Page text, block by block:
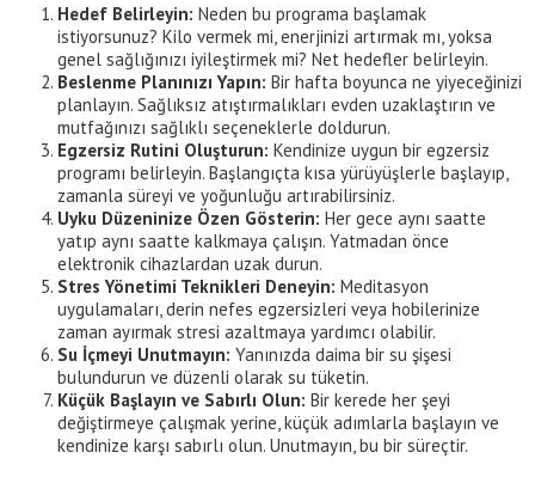
Hedef Belirleyin: Neden bu programa başlamak
istiyorsunuz? Kilo vermek mi, enerjinizi artırmak mı, yoksa
genel sağlığınızı iyileştirmek mi? Net hedefler belirleyin.
Beslenme Planınızı Yapın: Bir hafta boyunca ne yiyeceğinizi
planlayın. Sağlıksız atıştırmalıkları evden uzaklaştırın ve
mutfağınızı sağlıklı seçeneklerle doldurun.
Egzersiz Rutini Oluşturun: Kendinize uygun bir egzersiz
programı belirleyin. Başlangıçta kısa yürüyüşlerle başlayıp,
zamanla süreyi ve yoğunluğu artırabilirsiniz.
Uyku Düzeninize Özen Gösterin: Her gece aynı saatte
yatıp aynı saatte kalkmaya çalışın. Yatmadan önce
elektronik cihazlardan uzak durun.
Stres Yönetimi Teknikleri Deneyin: Meditasyon
uygulamaları, derin nefes egzersizleri veya hobilerinize
zaman ayırmak stresi azaltmaya yardımcı olabilir.
Su İçmeyi Unutmayın: Yanınızda daima bir su şişesi
bulundurun ve düzenli olarak su tüketin.
Küçük Başlayın ve Sabırlı Olun: Bir kerede her şeyi
değiştirmeye çalışmak yerine, küçük adımlarla başlayın ve
kendinize karşı sabırlı olun. Unutmayın, bu bir süreçtir.